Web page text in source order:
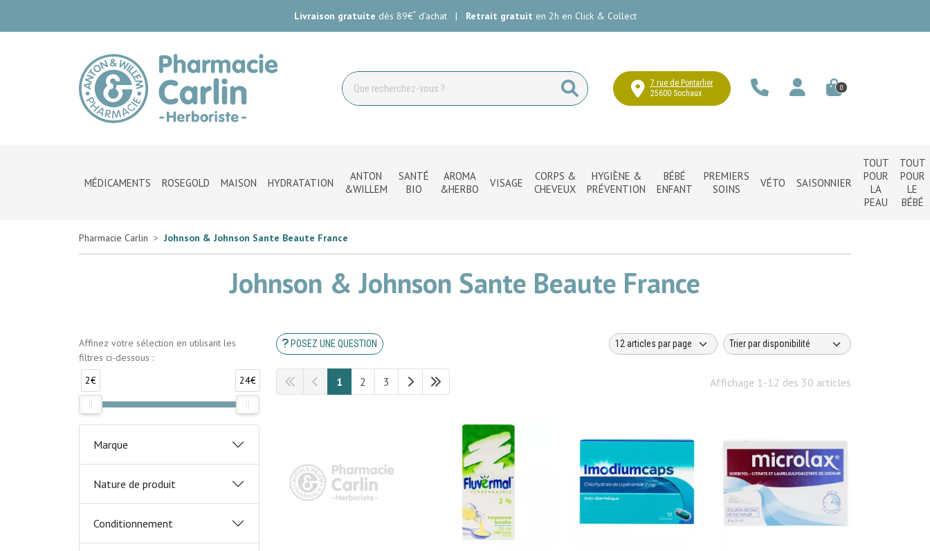
Livraison gratuite dès 89€*d’achat | Retrait gratuit en 2h en Click & Collect
Pharmacie Carlin Votre pharmacie en ligne à votre service
7 rue de Pontarlier
25600 Sochaux
0
MÉDICAMENTS ROSEGOLD MAISON HYDRATATION
ANTON
&WILLEM
SANTÉ
BIO
AROMA
&HERBO
VISAGE
CORPS &
CHEVEUX
HYGIÈNE &
PRÉVENTION
BÉBÉ
ENFANT
PREMIERS
SOINS
VÉTO SAISONNIER
TOUT
POUR
LA
PEAU
TOUT
POUR
LE
BÉBÉ
Pharmacie Carlin Johnson & Johnson Sante Beaute France
Johnson & Johnson Sante Beaute France
POSEZ UNE QUESTION
Affichage 1-12 des 30 articles
1 2 3
Affinez votre sélection en utilisant les
filtres ci-dessous :
2€
24€
Marque
Nature de produit
Conditionnement